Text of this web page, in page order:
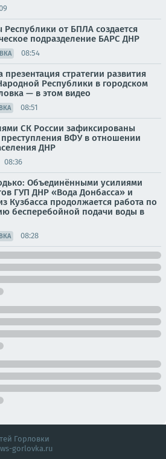
от БПЛА создается
подразделение БАРС ДНР
08:54
стратегии развития
Республики в городском
— в этом видео
08:51
СК России зафиксированы
ВФУ в отношении
ДНР
08:36
Объединёнными усилиями
ГУП ДНР «Вода Донбасса» и
Кузбасса продолжается работа по
бесперебойной подачи воды в
08:28
Горловки
gorlovka.ru